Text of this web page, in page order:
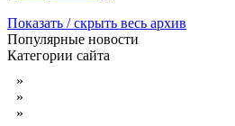
Показать / скрыть весь архив
Популярные новости
Категории сайта
»
»
»